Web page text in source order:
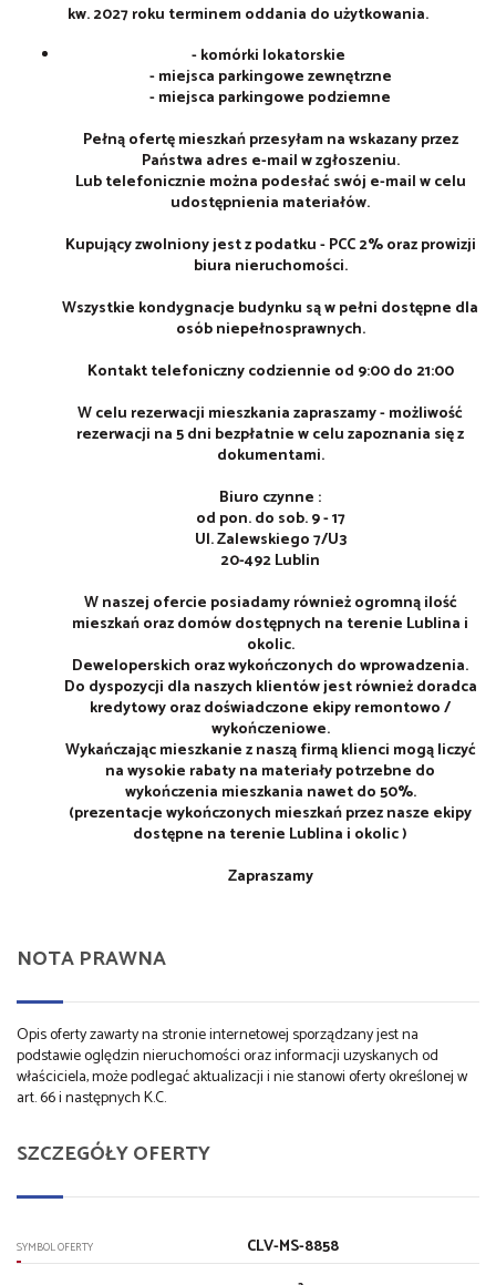
kw. 2027 roku terminem oddania do użytkowania.
- komórki lokatorskie
- miejsca parkingowe zewnętrzne
- miejsca parkingowe podziemne
Pełną ofertę mieszkań przesyłam na wskazany przez
Państwa adres e-mail w zgłoszeniu.
Lub telefonicznie można podesłać swój e-mail w celu
udostępnienia materiałów.
Kupujący zwolniony jest z podatku - PCC 2% oraz prowizji
biura nieruchomości.
Wszystkie kondygnacje budynku są w pełni dostępne dla
osób niepełnosprawnych.
Kontakt telefoniczny codziennie od 9:00 do 21:00
W celu rezerwacji mieszkania zapraszamy - możliwość
rezerwacji na 5 dni bezpłatnie w celu zapoznania się z
dokumentami.
Biuro czynne :
od pon. do sob. 9 - 17
Ul. Zalewskiego 7/U3
20-492 Lublin
W naszej ofercie posiadamy również ogromną ilość
mieszkań oraz domów dostępnych na terenie Lublina i
okolic.
Deweloperskich oraz wykończonych do wprowadzenia.
Do dyspozycji dla naszych klientów jest również doradca
kredytowy oraz doświadczone ekipy remontowo /
wykończeniowe.
Wykańczając mieszkanie z naszą firmą klienci mogą liczyć
na wysokie rabaty na materiały potrzebne do
wykończenia mieszkania nawet do 50%.
(prezentacje wykończonych mieszkań przez nasze ekipy
dostępne na terenie Lublina i okolic )
Zapraszamy
NOTA PRAWNA
Opis oferty zawarty na stronie internetowej sporządzany jest na
podstawie oględzin nieruchomości oraz informacji uzyskanych od
właściciela, może podlegać aktualizacji i nie stanowi oferty określonej w
art. 66 i następnych K.C.
SZCZEGÓŁY OFERTY
SYMBOL OFERTY CLV-MS-8858